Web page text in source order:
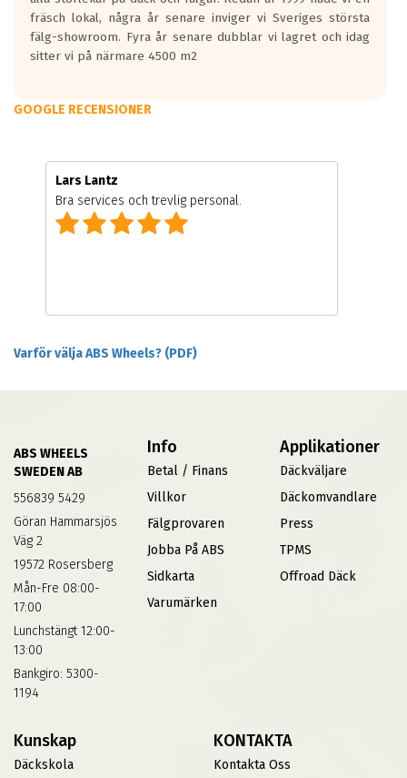
fräsch lokal, några år senare inviger vi Sveriges största
fälg-showroom. Fyra år senare dubblar vi lagret och idag
sitter vi på närmare 4500 m2
GOOGLE RECENSIONER
Lars Lantz
Bra services och trevlig personal.
Varför välja ABS Wheels? (PDF)
ABS WHEELS
SWEDEN AB
556839 5429
Göran Hammarsjös
Väg 2
19572 Rosersberg
Mån-Fre 08:00-
17:00
Lunchstängt 12:00-
13:00
Bankgiro: 5300-
1194
Info
Betal / Finans
Villkor
Fälgprovaren
Jobba På ABS
Sidkarta
Varumärken
Applikationer
Däckväljare
Däckomvandlare
Press
TPMS
Offroad Däck
Kunskap
Däckskola
KONTAKTA
Kontakta Oss